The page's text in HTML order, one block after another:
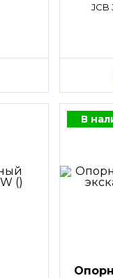
JCB
В